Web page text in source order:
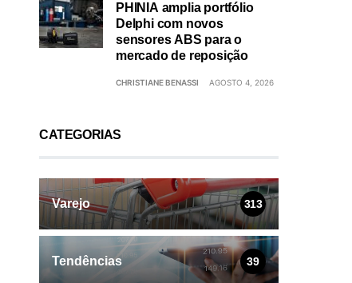
PHINIA amplia portfólio
Delphi com novos
sensores ABS para o
mercado de reposição
CHRISTIANE BENASSI AGOSTO 4, 2026
CATEGORIAS
Varejo 313
Tendências 39